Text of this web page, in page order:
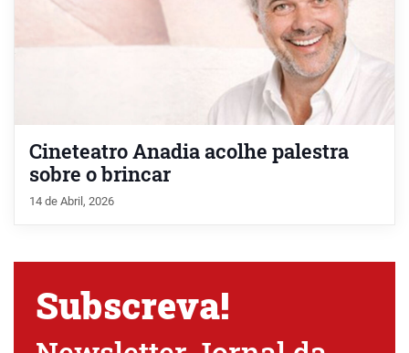
Cineteatro Anadia acolhe palestra
sobre o brincar
14 de Abril, 2026
Subscreva!